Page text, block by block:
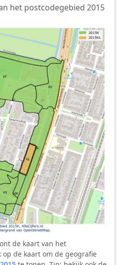
het postcodegebied 2015
de kaart van het
op de kaart om de geografie